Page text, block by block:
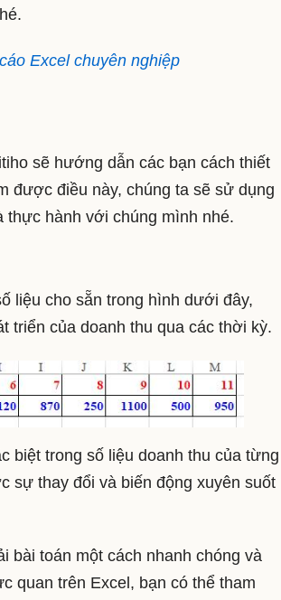
Excel chuyên nghiệp
sẽ hướng dẫn các bạn cách thiết
được điều này, chúng ta sẽ sử dụng
thực hành với chúng mình nhé.
liệu cho sẵn trong hình dưới đây,
triển của doanh thu qua các thời kỳ.
biệt trong số liệu doanh thu của từng
sự thay đổi và biến động xuyên suốt
bài toán một cách nhanh chóng và
quan trên Excel, bạn có thể tham